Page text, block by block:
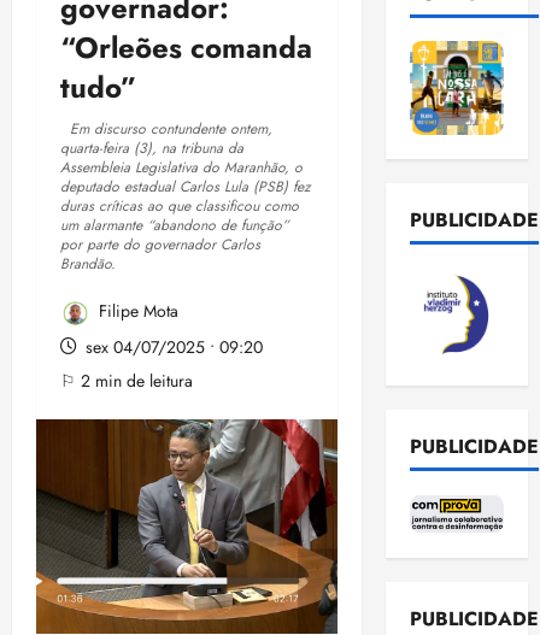
“Orleões comanda
tudo”
Em discurso contundente ontem,
quarta-feira (3), na tribuna da
Assembleia Legislativa do Maranhão, o
deputado estadual Carlos Lula (PSB) fez
duras críticas ao que classificou como
um alarmante “abandono de função”
por parte do governador Carlos
Brandão.
Filipe Mota
sex 04/07/2025 • 09:20
⚐ 2 min de leitura
PUBLICIDADE
PUBLICIDADE
PUBLICIDADE